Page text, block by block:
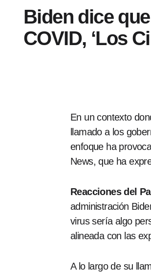
Biden dice
COVID, ‘Los
En un contexto
llamado a los
enfoque ha
News, que ha
Reacciones del
administración
virus sería algo
alineada con las
A lo largo de su